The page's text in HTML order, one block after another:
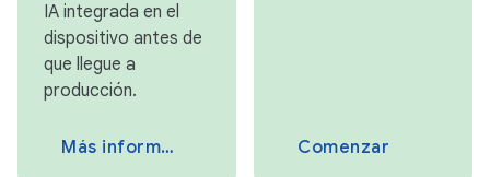
IA integrada en el
dispositivo antes de
que llegue a
producción.
Más información Comenzar